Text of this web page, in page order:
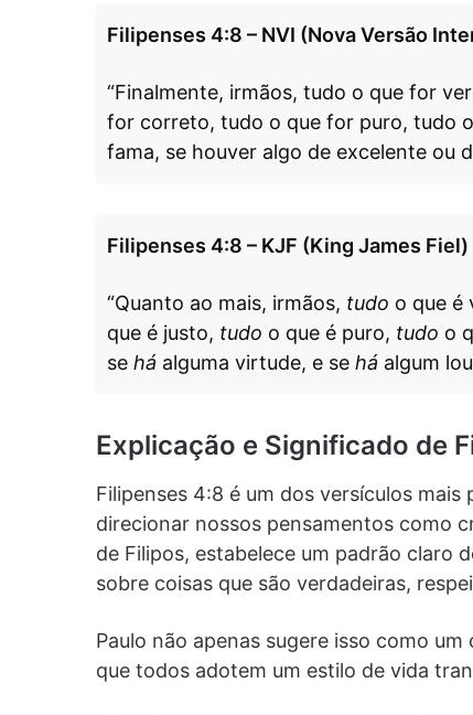
Filipenses 4:8 – NVI (Nova Versão
“Finalmente, irmãos, tudo o que for
for correto, tudo o que for puro, tudo
fama, se houver algo de excelente ou
Filipenses 4:8 – KJF (King James Fiel)
“Quanto ao mais, irmãos, tudo o que é
que é justo, tudo o que é puro, tudo o
se há alguma virtude, e se há algum
Explicação e Significado de
Filipenses 4:8 é um dos versículos
direcionar nossos pensamentos como
de Filipos, estabelece um padrão claro
sobre coisas que são verdadeiras,
Paulo não apenas sugere isso como
que todos adotem um estilo de vida